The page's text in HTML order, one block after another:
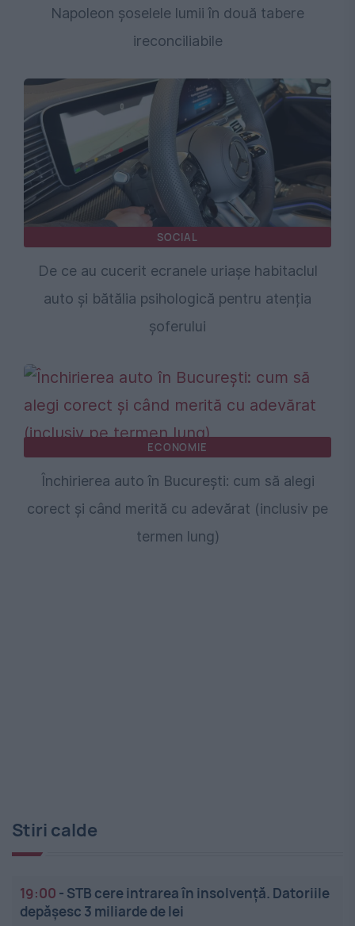
Napoleon șoselele lumii în două tabere
ireconciliabile
SOCIAL
De ce au cucerit ecranele uriașe habitaclul
auto și bătălia psihologică pentru atenția
șoferului
ECONOMIE
Închirierea auto în București: cum să alegi
corect și când merită cu adevărat (inclusiv pe
termen lung)
Stiri calde
19:00 - STB cere intrarea în insolvență. Datoriile
depășesc 3 miliarde de lei